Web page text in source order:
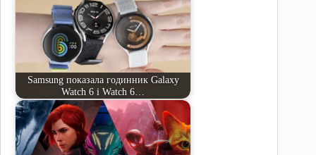
Samsung показала годинник Galaxy
Watch 6 і Watch 6…